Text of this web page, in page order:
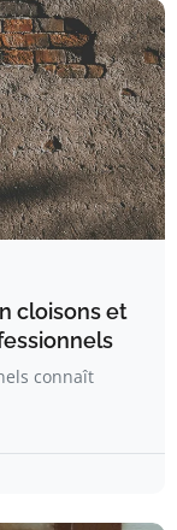
cloisons et
connaît